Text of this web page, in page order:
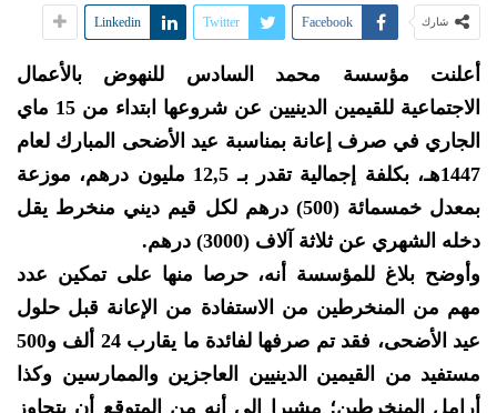
شارك Facebook
Twitter
Linkedin
أعلنت مؤسسة محمد السادس للنهوض بالأعمال
الاجتماعية للقيمين الدينيين عن شروعها ابتداء من 15 ماي
الجاري في صرف إعانة بمناسبة عيد الأضحى المبارك لعام
1447هـ، بكلفة إجمالية تقدر بـ 12,5 مليون درهم، موزعة
بمعدل خمسمائة (500) درهم لكل قيم ديني منخرط يقل
دخله الشهري عن ثلاثة آلاف (3000) درهم.
وأوضح بلاغ للمؤسسة أنه، حرصا منها على تمكين عدد
مهم من المنخرطين من الاستفادة من الإعانة قبل حلول
عيد الأضحى، فقد تم صرفها لفائدة ما يقارب 24 ألف و500
مستفيد من القيمين الدينيين العاجزين والممارسين وكذا
أرامل المنخرطين؛ مشيرا إلى أنه من المتوقع أن يتجاوز